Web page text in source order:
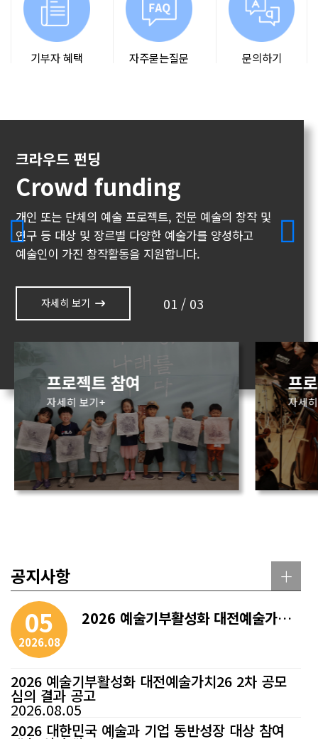
기부자 혜택 자주묻는질문 문의하기
크라우드 펀딩
Crowd funding
개인 또는 단체의 예술 프로젝트, 전문 예술의 창작 및
연구 등 대상 및 장르별 다양한 예술가를 양성하고
예술인이 가진 창작활동을 지원합니다.
자세히 보기 01 / 03
프로젝트 참여
자세히 보기+
프
자세
공지사항 +
05
2026.08
2026 예술기부활성화 대전예술가치26 2차 공모 종료 안내
2026 예술기부활성화 대전예술가치26 2차 공모
심의 결과 공고
2026.08.05
2026 대한민국 예술과 기업 동반성장 대상 참여